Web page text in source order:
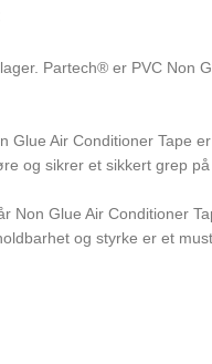
Partech® er PVC Non
Glue Air Conditioner Tape
og sikrer et sikkert grep
Non Glue Air Conditioner
og styrke er et must.